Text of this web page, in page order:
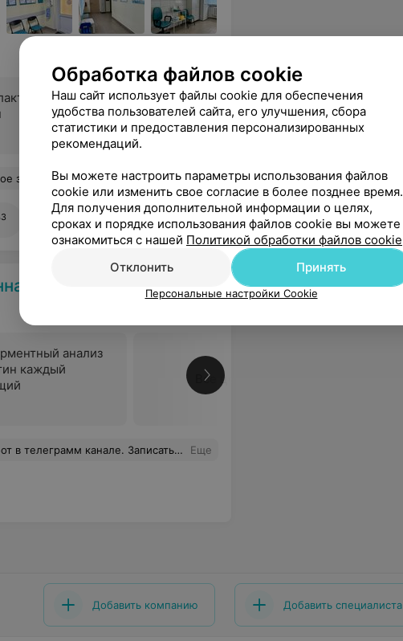
+
Все цены
Елене! Вы действительно компетентный человек, который быстро и четко отвечает на все вопросы! Также спасибо за вашу помощь в адаптации! Еще
Все адреса
больница
анализ
каждый
Все цены
очереди, стоять не надо. Пришла по времени и меня сразу вызвали. Я в восторге от данного вида услуг! Спасибо! Всем рекомендую! Еще
Добавить компанию Добавить специалиста
Обработка файлов cookie
Наш сайт использует файлы cookie для обеспечения
удобства пользователей сайта, его улучшения, сбора
статистики и предоставления персонализированных
рекомендаций.
Вы можете настроить параметры использования файлов
cookie или изменить свое согласие в более позднее время.
Для получения дополнительной информации о целях,
сроках и порядке использования файлов cookie вы можете
ознакомиться с нашей Политикой обработки файлов cookie
Отклонить
Принять
Персональные настройки Cookie